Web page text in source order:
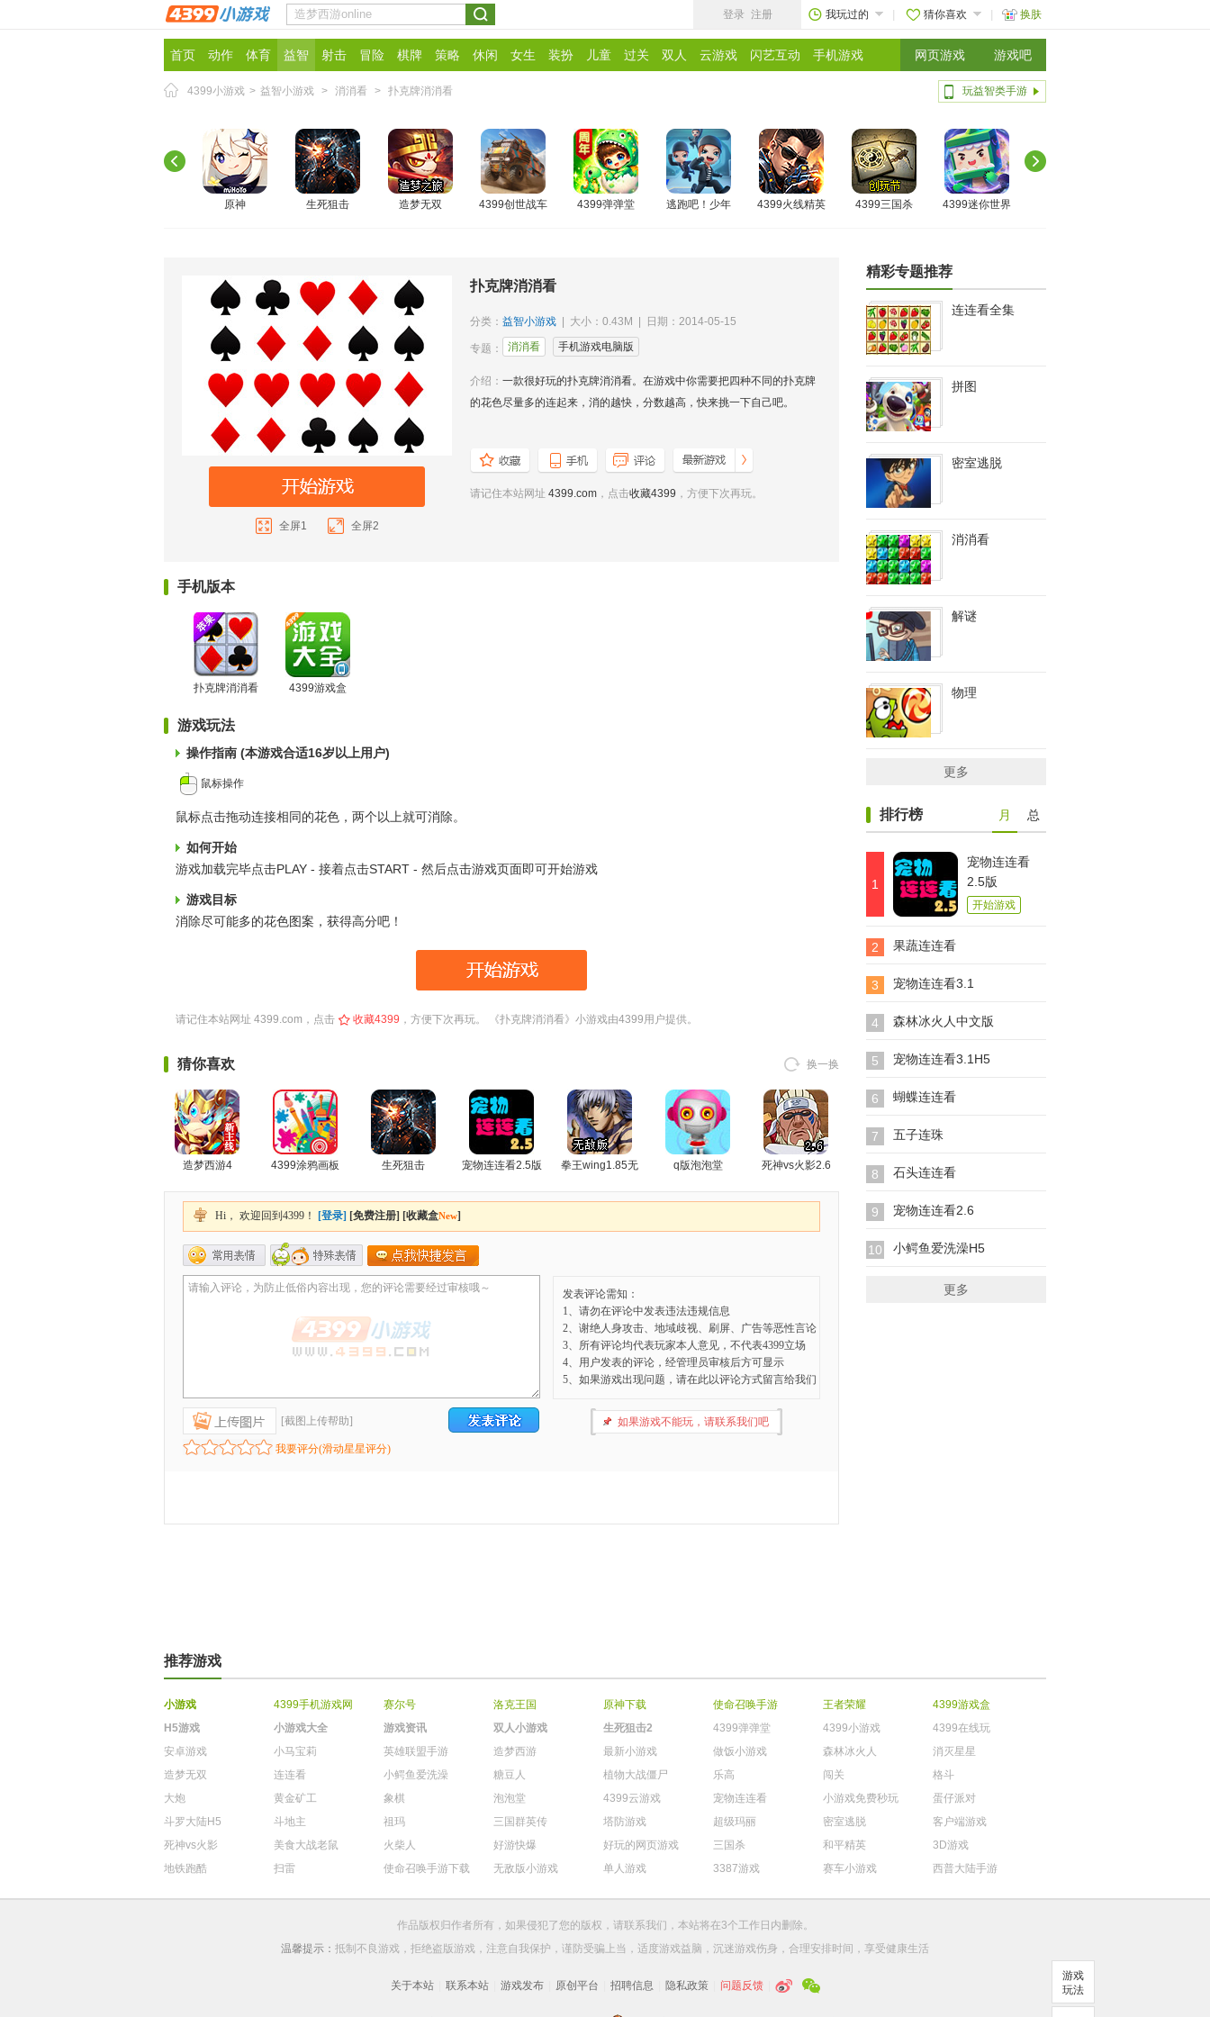
登录 注册 我玩过的 猜你喜欢 换肤
首页 动作 体育 益智 射击 冒险 棋牌 策略 休闲 女生 装扮 儿童 过关 双人 云游戏 闪艺互动 手机游戏 网页游戏 游戏吧
4399小游戏 > 益智小游戏 > 消消看 > 扑克牌消消看 玩益智类手游
原神 生死狙击 造梦无双 4399创世战车 4399弹弹堂 逃跑吧！少年 4399火线精英 4399三国杀 4399迷你世界
全屏1 全屏2
扑克牌消消看
分类： 益智小游戏 | 大小：0.43M | 日期：2014-05-15
专题： 消消看 手机游戏电脑版
介绍： 一款很好玩的扑克牌消消看。在游戏中你需要把四种不同的扑克牌
的花色尽量多的连起来，消的越快，分数越高，快来挑一下自己吧。
请记住本站网址 4399.com ，点击收藏4399 ，方便下次再玩。
手机版本
扑克牌消消看 4399游戏盒
游戏玩法
操作指南 (本游戏合适16岁以上用户)
鼠标操作
鼠标点击拖动连接相同的花色，两个以上就可消除。
如何开始
游戏加载完毕点击PLAY - 接着点击START - 然后点击游戏页面即可开始游戏
游戏目标
消除尽可能多的花色图案，获得高分吧！
请记住本站网址 4399.com ，点击 收藏4399 ，方便下次再玩。 《扑克牌消消看》小游戏由4399用户提供。
猜你喜欢 换一换
造梦西游4 4399涂鸦画板 生死狙击 宠物连连看2.5版
拳王wing1.85无
q版泡泡堂 死神vs火影2.6
精彩专题推荐
连连看全集
拼图
密室逃脱
消消看
解谜
物理
更多
排行榜 月 总
1
宠物连连看
2.5版
开始游戏
2 果蔬连连看
3 宠物连连看3.1
4 森林冰火人中文版
5 宠物连连看3.1H5
6 蝴蝶连连看
7 五子连珠
8 石头连连看
9 宠物连连看2.6
10 小鳄鱼爱洗澡H5
更多
推荐游戏
小游戏 4399手机游戏网 赛尔号 洛克王国 原神下载 使命召唤手游 王者荣耀
4399游戏盒
H5游戏
小游戏大全 游戏资讯 双人小游戏 生死狙击2 4399弹弹堂 4399小游戏
4399在线玩
安卓游戏
小马宝莉 英雄联盟手游 造梦西游 最新小游戏 做饭小游戏 森林冰火人
消灭星星
造梦无双
连连看 小鳄鱼爱洗澡 糖豆人 植物大战僵尸 乐高 闯关
格斗
大炮
黄金矿工 象棋 泡泡堂 4399云游戏 宠物连连看 小游戏免费秒玩
蛋仔派对
斗罗大陆H5
斗地主 祖玛 三国群英传 塔防游戏 超级玛丽 密室逃脱
客户端游戏
死神vs火影
美食大战老鼠 火柴人 好游快爆 好玩的网页游戏 三国杀 和平精英
3D游戏
地铁跑酷
扫雷 使命召唤手游下载 无敌版小游戏 单人游戏 3387游戏 赛车小游戏 西普大陆手游
游戏
玩法
作品版权归作者所有，如果侵犯了您的版权，请联系我们 ，本站将在3个工作日内删除。
温馨提示： 抵制不良游戏，拒绝盗版游戏，注意自我保护，谨防受骗上当，适度游戏益脑，沉迷游戏伤身，合理安排时间，享受健康生活
关于本站 联系本站 游戏发布 原创平台 招聘信息 隐私政策 问题反馈